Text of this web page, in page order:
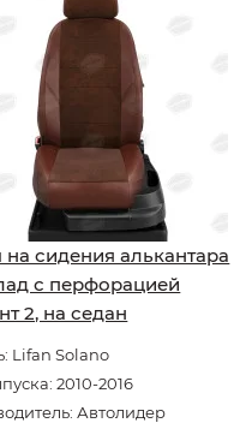
сидения алькантара
с перфорацией
2, на седан
Lifan Solano
2010-2016
Автолидер